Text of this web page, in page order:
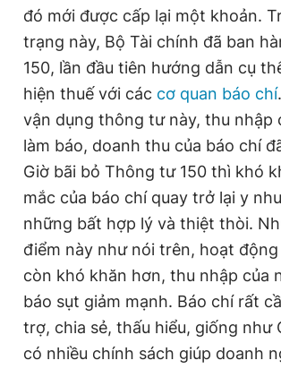
đó mới được cấp lại một khoản.
trạng này, Bộ Tài chính đã ban
150, lần đầu tiên hướng dẫn cụ
hiện thuế với các cơ quan báo chí
vận dụng thông tư này, thu nhập
làm báo, doanh thu của báo chí
Giờ bãi bỏ Thông tư 150 thì khó
mắc của báo chí quay trở lại y
những bất hợp lý và thiệt thòi.
điểm này như nói trên, hoạt động
còn khó khăn hơn, thu nhập của
báo sụt giảm mạnh. Báo chí rất
trợ, chia sẻ, thấu hiểu, giống như
có nhiều chính sách giúp doanh